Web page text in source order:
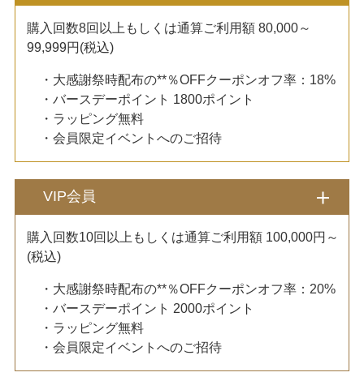
購入回数8回以上もしくは通算ご利用額 80,000～
99,999円(税込)
・大感謝祭時配布の**％OFFクーポンオフ率：18%
・バースデーポイント 1800ポイント
・ラッピング無料
・会員限定イベントへのご招待
VIP会員
購入回数10回以上もしくは通算ご利用額 100,000円～
(税込)
・大感謝祭時配布の**％OFFクーポンオフ率：20%
・バースデーポイント 2000ポイント
・ラッピング無料
・会員限定イベントへのご招待